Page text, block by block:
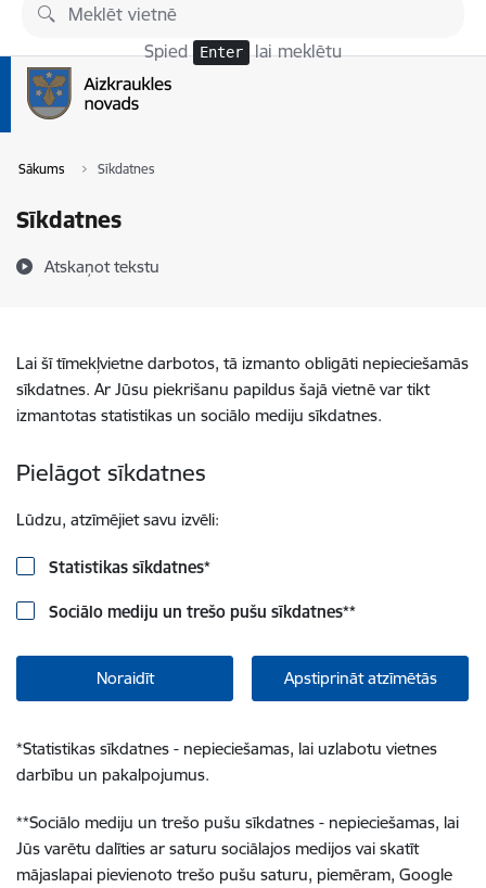
Pāriet uz lapas saturu
Spied Enter lai meklētu
Sākums Sīkdatnes
Sīkdatnes
Atskaņot tekstu
Lai šī tīmekļvietne darbotos, tā izmanto obligāti nepieciešamās
sīkdatnes. Ar Jūsu piekrišanu papildus šajā vietnē var tikt
izmantotas statistikas un sociālo mediju sīkdatnes.
Pielāgot sīkdatnes
Lūdzu, atzīmējiet savu izvēli:
Statistikas sīkdatnes*
Sociālo mediju un trešo pušu sīkdatnes**
Noraidīt Apstiprināt atzīmētās
*Statistikas sīkdatnes - nepieciešamas, lai uzlabotu vietnes
darbību un pakalpojumus.
**Sociālo mediju un trešo pušu sīkdatnes - nepieciešamas, lai
Jūs varētu dalīties ar saturu sociālajos medijos vai skatīt
mājaslapai pievienoto trešo pušu saturu, piemēram, Google